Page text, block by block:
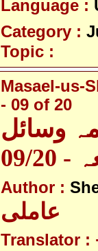
Language :
Category :
Topic :
Masael-us-
- 09 of 20
وسائل
09/20
Author :
عاملی
Translator :